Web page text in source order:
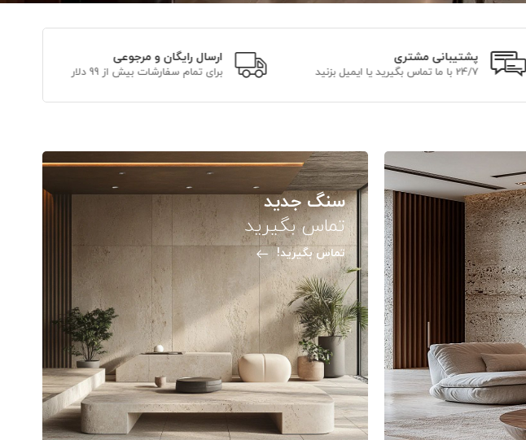
پشتیبانی مشتری
24/7 با ما تماس بگیرید یا ایمیل بزنید
ارسال رایگان و مرجوعی
برای تمام سفارشات بیش از 99 دلار
سنگ جدید
تماس بگیرید
تماس بگیرید!